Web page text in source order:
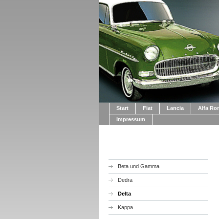
Start Fiat Lancia Alfa
Impressum
Beta und Gamma
Dedra
Delta
Kappa